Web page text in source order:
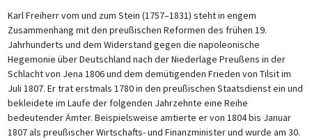
Karl Freiherr vom und zum Stein (1757–1831) steht in engem
Zusammenhang mit den preußischen Reformen des frühen 19.
Jahrhunderts und dem Widerstand gegen die napoleonische
Hegemonie über Deutschland nach der Niederlage Preußens in der
Schlacht von Jena 1806 und dem demütigenden Frieden von Tilsit im
Juli 1807. Er trat erstmals 1780 in den preußischen Staatsdienst ein und
bekleidete im Laufe der folgenden Jahrzehnte eine Reihe
bedeutender Ämter. Beispielsweise amtierte er von 1804 bis Januar
1807 als preußischer Wirtschafts- und Finanzminister und wurde am 30.